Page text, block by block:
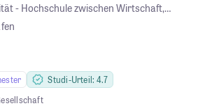
- Hochschule zwischen Wirtschaft,
Studi-Urteil: 4.7